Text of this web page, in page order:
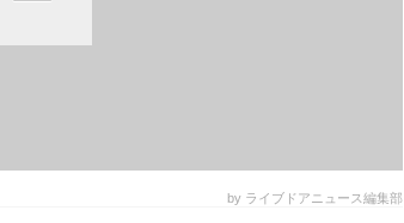
by ライブドアニュース編集部